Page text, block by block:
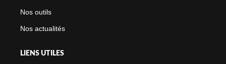
Nos outils
Nos actualités
LIENS UTILES